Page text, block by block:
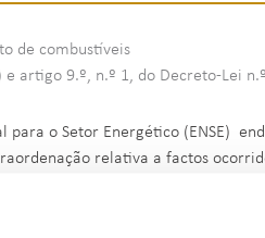
de combustíveis
e artigo 9.º, n.º 1, do Decreto-Lei
para o Setor Energético (ENSE)
relativa a factos
à ERSE, no prazo
em violação do